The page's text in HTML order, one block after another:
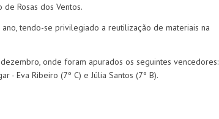
Rosas dos Ventos.
tendo-se privilegiado a reutilização de materiais na
onde foram apurados os seguintes vencedores:
- Eva Ribeiro (7º C) e Júlia Santos (7º B).